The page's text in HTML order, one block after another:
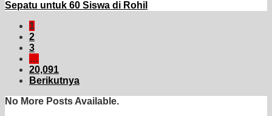
Sepatu untuk 60 Siswa di Rohil
1
2
3
…
20,091
Berikutnya
No More Posts Available.